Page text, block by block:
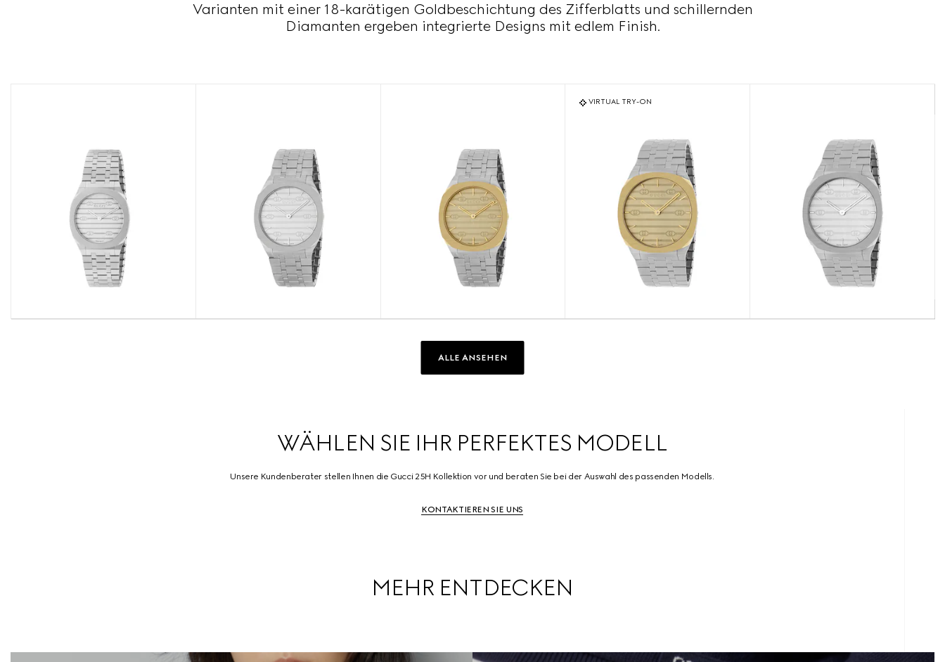
Varianten mit einer 18-karätigen Goldbeschichtung des Zifferblatts und schillernden
Diamanten ergeben integrierte Designs mit edlem Finish.
VIRTUAL TRY-ON
ALLE ANSEHEN
WÄHLEN SIE IHR PERFEKTES MODELL
Unsere Kundenberater stellen Ihnen die Gucci 25H Kollektion vor und beraten Sie bei der Auswahl des passenden Modells.
KONTAKTIEREN SIE UNS
MEHR ENTDECKEN